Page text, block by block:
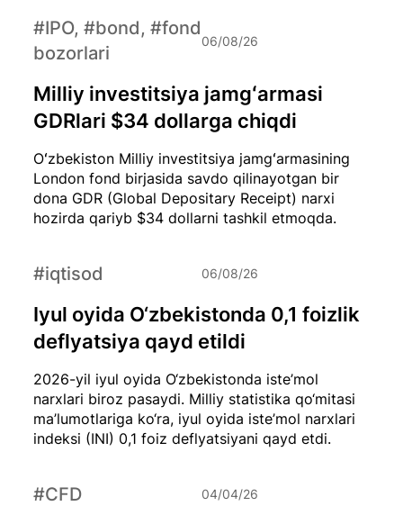
Oʻzbekiston Milliy investitsiya jamgʻarmasining
London fond birjasida savdo qilinayotgan bir
dona GDR (Global Depositary Receipt) narxi
hozirda qariyb $34 dollarni tashkil etmoqda.
Milliy investitsiya jamgʻarmasi
GDRlari $34 dollarga chiqdi
#IPO, #bond, #fond
bozorlari
06/08/26
2026-yil iyul oyida O‘zbekistonda iste’mol
narxlari biroz pasaydi. Milliy statistika qo‘mitasi
ma’lumotlariga ko‘ra, iyul oyida iste’mol narxlari
indeksi (INI) 0,1 foiz deflyatsiyani qayd etdi.
Iyul oyida O‘zbekistonda 0,1 foizlik
deflyatsiya qayd etildi
#iqtisod 06/08/26
#CFD 04/04/26